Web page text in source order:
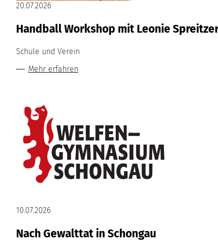
20.07.2026
Handball Workshop mit Leonie
Schule und Verein
Mehr erfahren
10.07.2026
Nach Gewalttat in Schongau